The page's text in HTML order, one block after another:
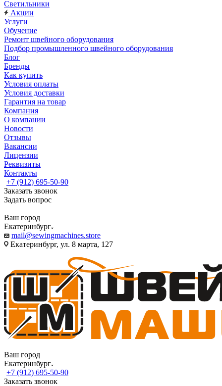
Светильники
Акции
Услуги
Обучение
Ремонт швейного оборудования
Подбор промышленного швейного оборудования
Блог
Бренды
Как купить
Условия оплаты
Условия доставки
Гарантия на товар
Компания
О компании
Новости
Отзывы
Вакансии
Лицензии
Реквизиты
Контакты
+7 (912) 695-50-90
Заказать звонок
Задать вопрос
Ваш город
Екатеринбург
mail@sewingmachines.store
Екатеринбург, ул. 8 марта, 127
Ваш город
Екатеринбург
+7 (912) 695-50-90
Заказать звонок